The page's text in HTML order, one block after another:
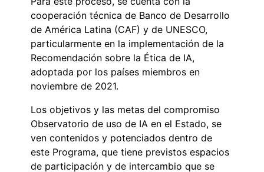
cooperación técnica de Banco de Desarrollo
de América Latina (CAF) y de UNESCO,
particularmente en la implementación de la
Recomendación sobre la Ética de IA,
adoptada por los países miembros en
noviembre de 2021.
Los objetivos y las metas del compromiso
Observatorio de uso de IA en el Estado, se
ven contenidos y potenciados dentro de
este Programa, que tiene previstos espacios
de participación y de intercambio que se